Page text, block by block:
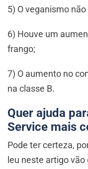
5) O veganismo
6) Houve um
frango;
7) O aumento no
na classe B.
Quer ajuda
Service mais
Pode ter certeza,
leu neste artigo